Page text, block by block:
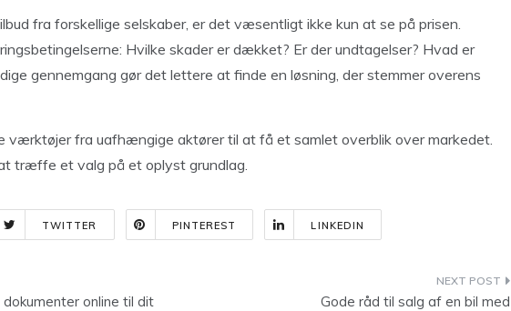
fra forskellige selskaber, er det væsentligt ikke kun at se på prisen.
Hvilke skader er dækket? Er der undtagelser? Hvad er
gennemgang gør det lettere at finde en løsning, der stemmer overens
værktøjer fra uafhængige aktører til at få et samlet overblik over markedet.
træffe et valg på et oplyst grundlag.
TWITTER PINTEREST LINKEDIN
online til dit
Gode råd til salg af en bil med